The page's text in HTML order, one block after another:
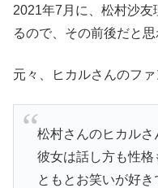
2021年7月に、松村沙
るので、その前後だと思
元々、ヒカルさんのフ
松村さんのヒカルさ
彼女は話し方も性
ともとお笑いが好